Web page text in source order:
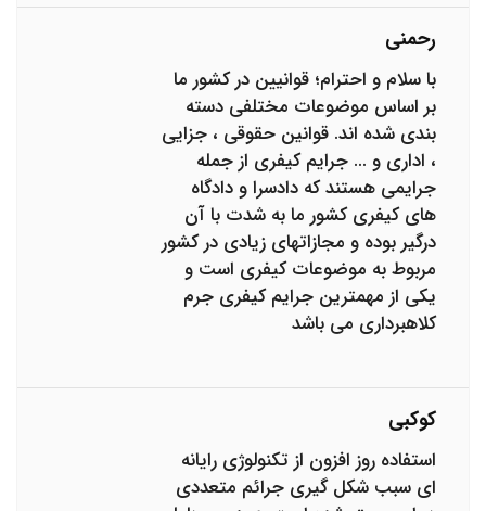
رحمنی
با سلام و احترام؛ قوانیین در کشور ما
بر اساس موضوعات مختلفی دسته
بندی شده اند. قوانین حقوقی ، جزایی
، اداری و ... جرایم کیفری از جمله
جرایمی هستند که دادسرا و دادگاه
های کیفری کشور ما به شدت با آن
درگیر بوده و مجازاتهای زیادی در کشور
مربوط به موضوعات کیفری است و
یکی از مهمترین جرایم کیفری جرم
کلاهبرداری می باشد
کوکبی
استفاده روز افزون از تکنولوژی رایانه
ای سبب شکل گیری جرائم متعددی